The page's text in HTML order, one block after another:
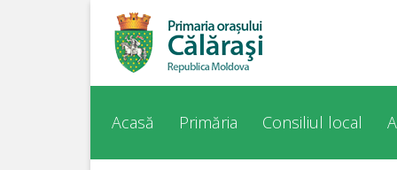
orașul
Acasă Primăria Consiliul local